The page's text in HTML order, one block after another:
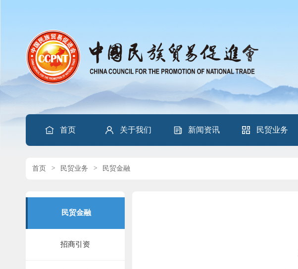
首页 关于我们 新闻资讯 民贸业务
首页 > 民贸业务 > 民贸金融
民贸金融
招商引资